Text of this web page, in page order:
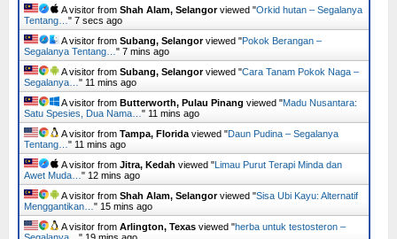
A visitor from Shah Alam, Selangorviewed "Orkid hutan – Segalanya
Tentang… " 8 secs ago
A visitor from Subang, Selangorviewed "Pokok Berangan –
Segalanya Tentang… " 7 mins ago
A visitor from Subang, Selangorviewed "Cara Tanam Pokok Naga –
Segalanya… " 11 mins ago
A visitor from Butterworth, Pulau Pinang viewed "Madu Nusantara:
Satu Spesies, Dua Nama… " 11 mins ago
A visitor from Tampa, Florida viewed "Daun Pudina – Segalanya
Tentang… " 11 mins ago
A visitor from Jitra, Kedah viewed "Limau Purut Terapi Minda dan
Awet Muda… " 12 mins ago
A visitor from Shah Alam, Selangorviewed "Sisa Ubi Kayu: Alternatif
Menggantikan… " 15 mins ago
A visitor from Arlington, Texas viewed "herba untuk testosteron –